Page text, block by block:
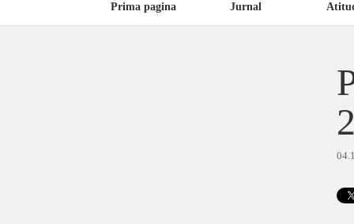
Prima pagina Jurnal